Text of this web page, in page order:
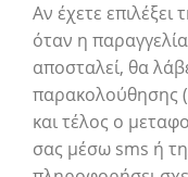
Αν έχετε
όταν η
αποσταλεί, θα
παρακολούθησης
και τέλος ο
σας μέσω sms ή